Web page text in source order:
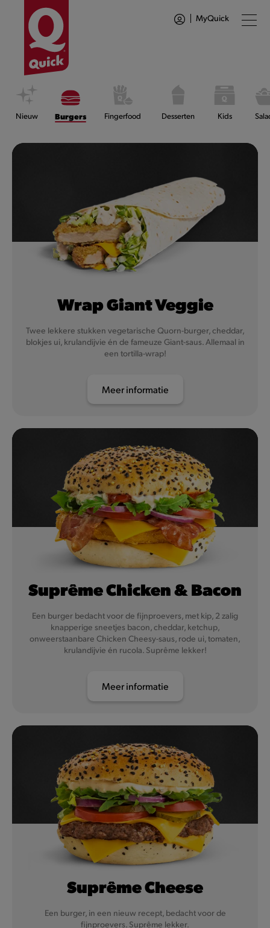
MyQuick
Nieuw Burgers Fingerfood Desserten Kids
Wrap Giant Veggie
Twee lekkere stukken vegetarische Quorn-burger, cheddar,
blokjes ui, krulandijvie én de fameuze Giant-saus. Allemaal in
een tortilla-wrap!
Meer informatie
Suprême Chicken & Bacon
Een burger bedacht voor de fijnproevers, met kip, 2 zalig
knapperige sneetjes bacon, cheddar, ketchup,
onweerstaanbare Chicken Cheesy-saus, rode ui, tomaten,
krulandijvie én rucola. Suprême lekker!
Meer informatie
Suprême Cheese
Een burger, in een nieuw recept, bedacht voor de
fijnproevers. Suprême lekker.